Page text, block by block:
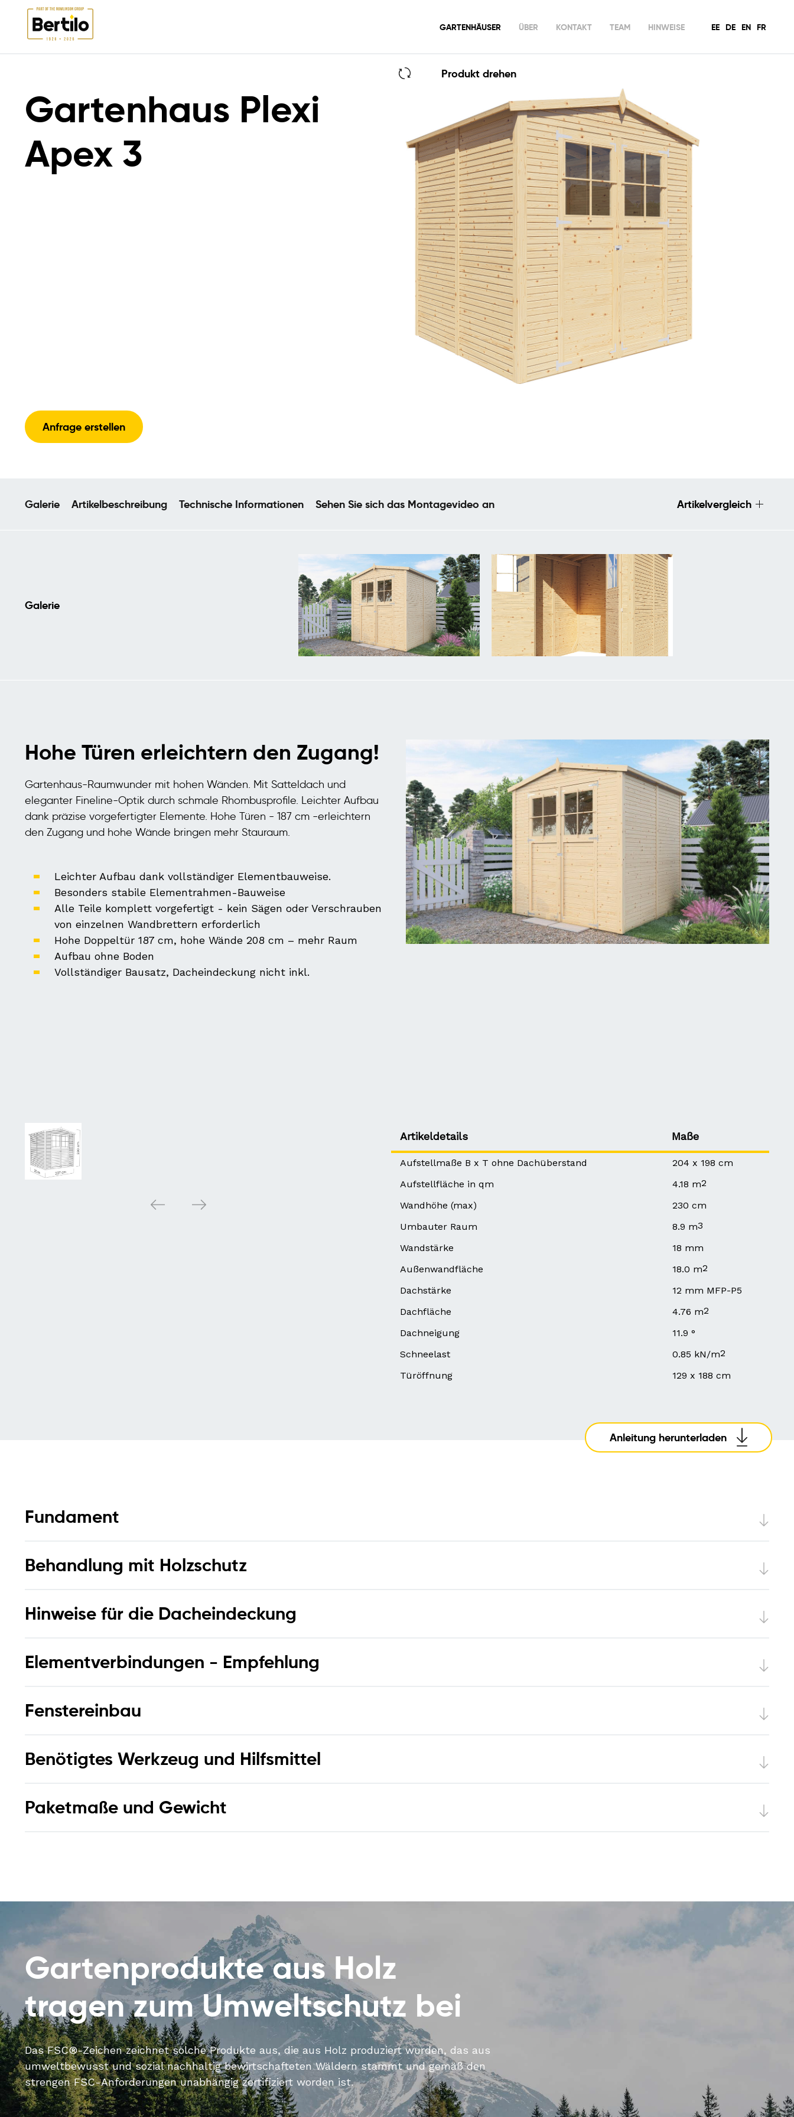
GARTENHÄUSER ÜBER KONTAKT TEAM HINWEISE EE DE EN FR
HOCHWERTIGE GARTENHÄUSER & GARTENSCHUPPEN AUS
HOLZ | BERTILO
Gartenhaus Plexi
Apex 3
Anfrage erstellen
Produkt drehen
Galerie Artikelbeschreibung Technische Informationen Sehen Sie sich das Montagevideo an Artikelvergleich
Galerie
Hohe Türen erleichtern den Zugang!
Gartenhaus-Raumwunder mit hohen Wänden. Mit Satteldach und
eleganter Fineline-Optik durch schmale Rhombusprofile. Leichter Aufbau
dank präzise vorgefertigter Elemente. Hohe Türen - 187 cm -erleichtern
den Zugang und hohe Wände bringen mehr Stauraum.
Leichter Aufbau dank vollständiger Elementbauweise.
Besonders stabile Elementrahmen-Bauweise
Alle Teile komplett vorgefertigt - kein Sägen oder Verschrauben
von einzelnen Wandbrettern erforderlich
Hohe Doppeltür 187 cm, hohe Wände 208 cm – mehr Raum
Aufbau ohne Boden
Vollständiger Bausatz, Dacheindeckung nicht inkl.
Artikeldetails Maße
Aufstellmaße B x T ohne Dachüberstand
204 x 198 cm
Aufstellfläche in qm
4.18 m2
Wandhöhe (max)
230 cm
Umbauter Raum
8.9 m3
Wandstärke
18 mm
Außenwandfläche
18.0 m2
Dachstärke
12 mm MFP-P5
Dachfläche
4.76 m2
Dachneigung
11.9 °
Schneelast
0.85 kN/m2
Türöffnung
129 x 188 cm
Anleitung herunterladen
Fundament
Behandlung mit Holzschutz
Hinweise für die Dacheindeckung
Elementverbindungen - Empfehlung
Fenstereinbau
Benötigtes Werkzeug und Hilfsmittel
Paketmaße und Gewicht
Gartenprodukte aus Holz
tragen zum Umweltschutz bei
Das FSC®-Zeichen zeichnet solche Produkte aus, die aus Holz produziert wurden, das aus
umweltbewusst und sozial nachhaltig bewirtschafteten Wäldern stammt und gemäß den
strengen FSC-Anforderungen unabhängig zertifiziert worden ist.